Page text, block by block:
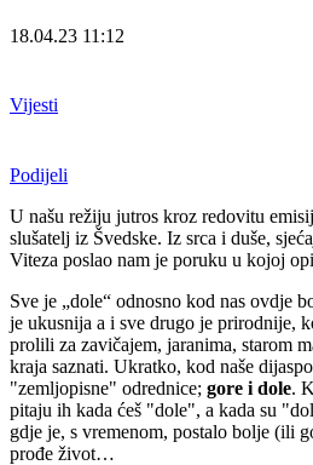
18.04.23 11:12
Vijesti
Podijeli
U našu režiju jutros kroz redovitu
slušatelj iz Švedske. Iz srca i duše,
Viteza poslao nam je poruku u kojoj
Sve je „dole“ odnosno kod nas ovdje
je ukusnija a i sve drugo je prirodnije,
prolili za zavičajem, jaranima, starom
kraja saznati. Ukratko, kod naše
"zemljopisne" odrednice; gore i dole.
pitaju ih kada ćeš "dole", a kada su
gdje je, s vremenom, postalo bolje (ili
prođe život…